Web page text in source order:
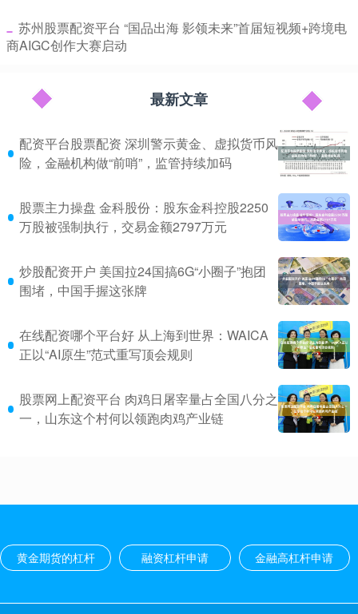
​苏州股票配资平台 “国品出海 影领未来”首届短视频+跨境电
商AIGC创作大赛启动
最新文章
配资平台股票配资 深圳警示黄金、虚拟货币风
险，金融机构做“前哨”，监管持续加码
股票主力操盘 金科股份：股东金科控股2250
万股被强制执行，交易金额2797万元
炒股配资开户 美国拉24国搞6G“小圈子”抱团
围堵，中国手握这张牌
在线配资哪个平台好 从上海到世界：WAICA
正以“AI原生”范式重写顶会规则
股票网上配资平台 肉鸡日屠宰量占全国八分之
一，山东这个村何以领跑肉鸡产业链
黄金期货的杠杆 融资杠杆申请 金融高杠杆申请